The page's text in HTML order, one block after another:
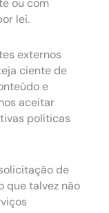
ou com
lei.
externos
ciente de
e
aceitar
políticas
de
que talvez não